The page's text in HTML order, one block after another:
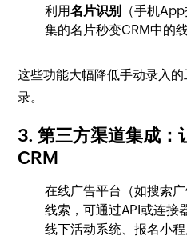
利用名片识别
（手机
集的名片秒变CRM中的
这些功能大幅降低手动录入
录。
3. 第三方渠道集成：
CRM
在线广告平台（如搜索
线索，可通过API或连接
线下活动系统、报名小